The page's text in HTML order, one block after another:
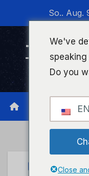
wechseln
So.. Aug.
STADTKREUZNACH
We've
Do you
EN
Close